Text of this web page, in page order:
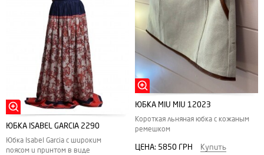
ЮБКА ISABEL GARCIA 2290
Юбка Isabel Garcia с широким
поясом и принтом в виде
ЮБКА MIU MIU 12023
Короткая льняная юбка с кожаным
ремешком
ЦЕНА: 5850 ГРН Купить